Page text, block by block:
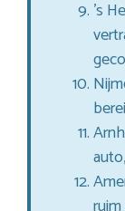
’s